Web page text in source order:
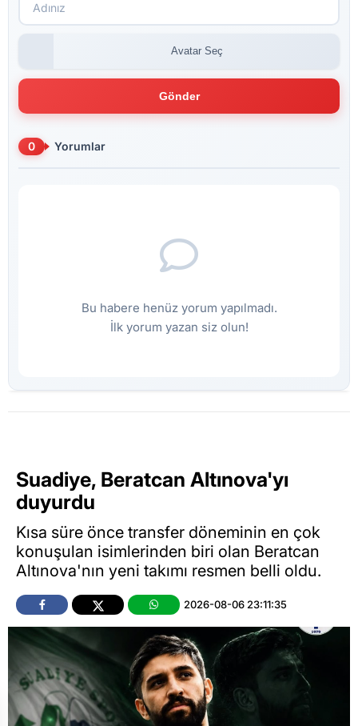
Avatar Seç
Gönder
0 Yorumlar
Bu habere henüz yorum yapılmadı.
İlk yorum yazan siz olun!
Suadiye, Beratcan Altınova'yı
duyurdu
Kısa süre önce transfer döneminin en çok
konuşulan isimlerinden biri olan Beratcan
Altınova'nın yeni takımı resmen belli oldu.
2026-08-06 23:11:35